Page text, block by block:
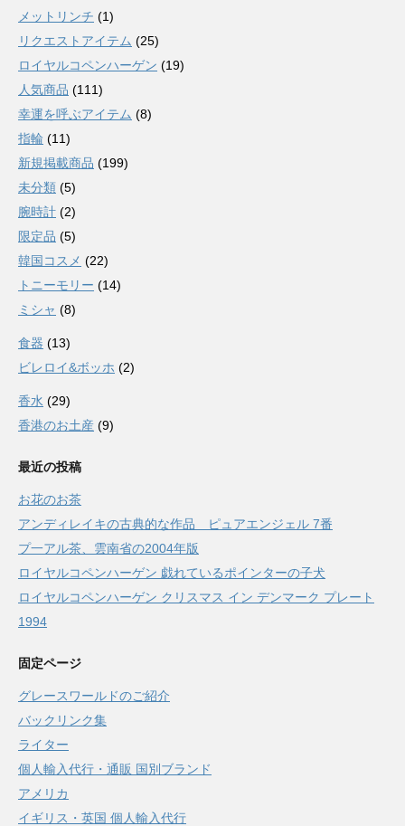
メットリンチ (1)
リクエストアイテム (25)
ロイヤルコペンハーゲン (19)
人気商品 (111)
幸運を呼ぶアイテム (8)
指輪 (11)
新規掲載商品 (199)
未分類 (5)
腕時計 (2)
限定品 (5)
韓国コスメ (22)
トニーモリー (14)
ミシャ (8)
食器 (13)
ビレロイ&ボッホ (2)
香水 (29)
香港のお土産 (9)
最近の投稿
お花のお茶
アンディレイキの古典的な作品 ピュアエンジェル 7番
プ一アル茶、雲南省の2004年版
ロイヤルコペンハーゲン 戯れているポインターの子犬
ロイヤルコペンハーゲン クリスマス イン デンマーク プレート
1994
固定ページ
グレースワールドのご紹介
バックリンク集
ライター
個人輸入代行・通販 国別ブランド
アメリカ
イギリス・英国 個人輸入代行